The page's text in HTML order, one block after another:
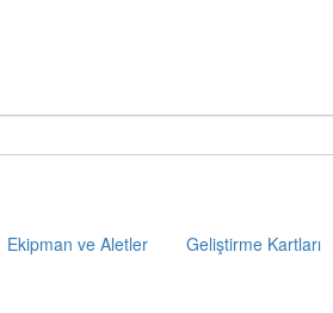
Ekipman ve Aletler Geliştirme Kartları